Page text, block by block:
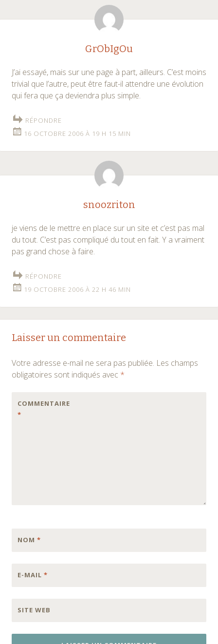
GrObIgOu
J’ai essayé, mais sur une page à part, ailleurs. C’est moins
trivial que l’autre, peut être faut-il attendre une évolution
qui fera que ça deviendra plus simple.
RÉPONDRE
16 OCTOBRE 2006 À 19 H 15 MIN
snoozriton
je viens de le mettre en place sur un site et c’est pas mal
du tout. C’est pas compliqué du tout en fait. Y a vraiment
pas grand chose à faire.
RÉPONDRE
19 OCTOBRE 2006 À 22 H 46 MIN
Laisser un commentaire
Votre adresse e-mail ne sera pas publiée. Les champs
obligatoires sont indiqués avec *
COMMENTAIRE
*
NOM *
E-MAIL *
SITE WEB